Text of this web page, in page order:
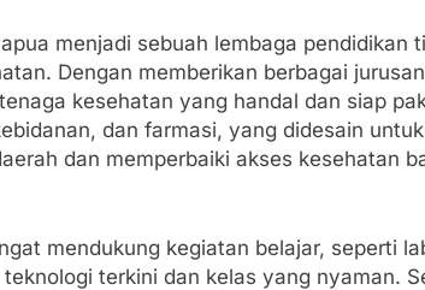
menjadi sebuah lembaga pendidikan
Dengan memberikan berbagai
kesehatan yang handal dan siap
dan farmasi, yang didesain
dan memperbaiki akses kesehatan
mendukung kegiatan belajar, seperti
terkini dan kelas yang nyaman.